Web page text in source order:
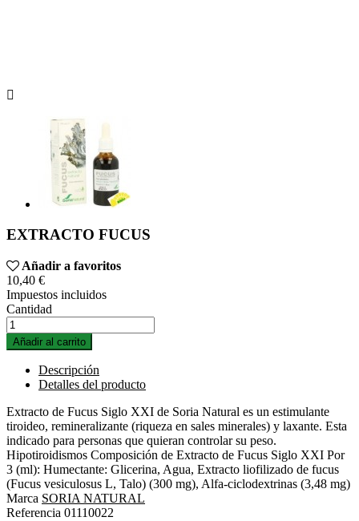

EXTRACTO FUCUS
Añadir a favoritos
10,40 €
Impuestos incluidos
Cantidad
Añadir al carrito
Descripción
Detalles del producto
Extracto de Fucus Siglo XXI de Soria Natural es un estimulante
tiroideo, remineralizante (riqueza en sales minerales) y laxante. Esta
indicado para personas que quieran controlar su peso.
Hipotiroidismos Composición de Extracto de Fucus Siglo XXI Por
3 (ml): Humectante: Glicerina, Agua, Extracto liofilizado de fucus
(Fucus vesiculosus L, Talo) (300 mg), Alfa-ciclodextrinas (3,48 mg)
Marca SORIA NATURAL
Referencia 01110022